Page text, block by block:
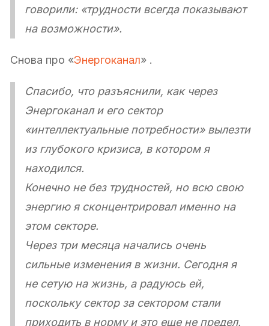
говорили: «трудности всегда показывают
на возможности».
Снова про «Энергоканал» .
Спасибо, что разъяснили, как через
Энергоканал и его сектор
«интеллектуальные потребности» вылезти
из глубокого кризиса, в котором я
находился.
Конечно не без трудностей, но всю свою
энергию я сконцентрировал именно на
этом секторе.
Через три месяца начались очень
сильные изменения в жизни. Сегодня я
не сетую на жизнь, а радуюсь ей,
поскольку сектор за сектором стали
приходить в норму и это еще не предел.